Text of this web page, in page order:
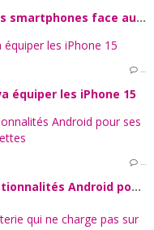
Comment améliorer la sécurité des smartphones face aux cyberattaques ?
…
équiper les iPhone 15
…
Google annonce de nouvelles fonctionnalités Android pour ses montres, ses Smartphones et ses tablettes